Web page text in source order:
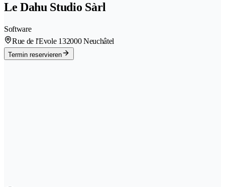
Le Dahu Studio Sàrl
Software
Rue de l'Evole 132000 Neuchâtel
Termin reservieren